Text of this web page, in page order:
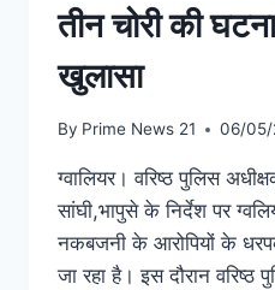
तीन चोरी की
खुलासा
By Prime News 21 06/05/
ग्वालियर। वरिष्ठ पुलिस
सांघी,भापुसे के निर्देश पर
नकबजनी के आरोपियों के
जा रहा है। इस दौरान वरिष्ठ